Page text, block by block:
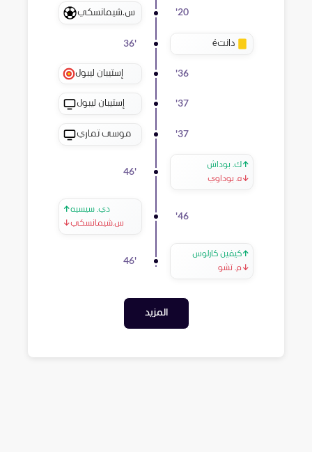
20
' س.شيمانسكي
دانتé 36'
36
' إستيبان ليبول
37
' إستيبان ليبول
37
' موسى تماري
↑ك. بوداش
↓ه. بوداوي
46'
46
'
↑دي. سيسيه
↓س.شيمانسكي
↑كيفين كارلوس
↓ م. تشو
46'
المزيد